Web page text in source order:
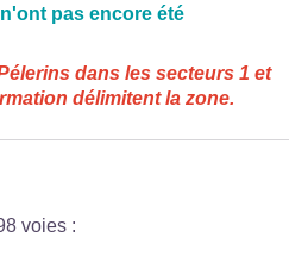
pas encore été
dans les secteurs 1 et
délimitent la zone.
voies :